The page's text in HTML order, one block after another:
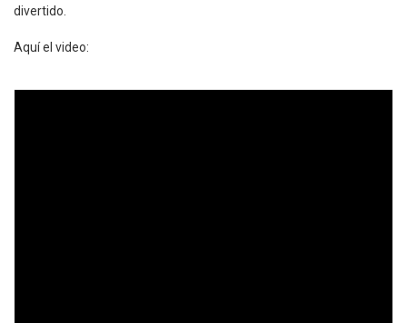
divertido.
Aquí el video: